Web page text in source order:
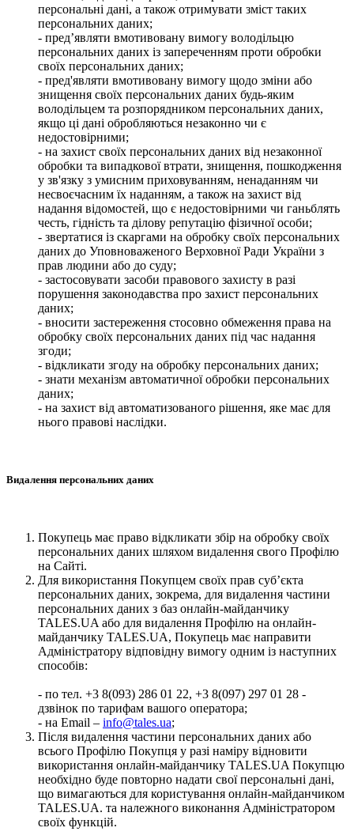
персональні дані, а також отримувати зміст таких
персональних даних;
- пред’являти вмотивовану вимогу володільцю
персональних даних із запереченням проти обробки
своїх персональних даних;
- пред'являти вмотивовану вимогу щодо зміни або
знищення своїх персональних даних будь-яким
володільцем та розпорядником персональних даних,
якщо ці дані обробляються незаконно чи є
недостовірними;
- на захист своїх персональних даних від незаконної
обробки та випадкової втрати, знищення, пошкодження
у зв'язку з умисним приховуванням, ненаданням чи
несвоєчасним їх наданням, а також на захист від
надання відомостей, що є недостовірними чи ганьблять
честь, гідність та ділову репутацію фізичної особи;
- звертатися із скаргами на обробку своїх персональних
даних до Уповноваженого Верховної Ради України з
прав людини або до суду;
- застосовувати засоби правового захисту в разі
порушення законодавства про захист персональних
даних;
- вносити застереження стосовно обмеження права на
обробку своїх персональних даних під час надання
згоди;
- відкликати згоду на обробку персональних даних;
- знати механізм автоматичної обробки персональних
даних;
- на захист від автоматизованого рішення, яке має для
нього правові наслідки.
Видалення персональних даних
Покупець має право відкликати збір на обробку своїх
персональних даних шляхом видалення свого Профілю
на Сайті.
Для використання Покупцем своїх прав суб’єкта
персональних даних, зокрема, для видалення частини
персональних даних з баз онлайн-майданчику
TALES.UA або для видалення Профілю на онлайн-
майданчику TALES.UA, Покупець має направити
Адміністратору відповідну вимогу одним із наступних
способів:
- по тел. +3 8(093) 286 01 22, +3 8(097) 297 01 28 -
дзвінок по тарифам вашого оператора;
- на Email – info@tales.ua;
Після видалення частини персональних даних або
всього Профілю Покупця у разі наміру відновити
використання онлайн-майданчику TALES.UA Покупцю
необхідно буде повторно надати свої персональні дані,
що вимагаються для користування онлайн-майданчиком
TALES.UA. та належного виконання Адміністратором
своїх функцій.